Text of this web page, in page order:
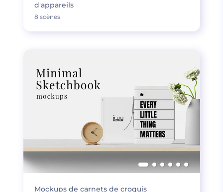
d'appareils
8 scènes
Mockups de carnets de croquis